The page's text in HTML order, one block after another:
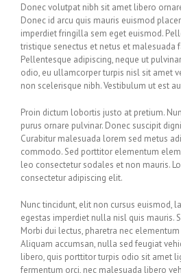
Donec volutpat nibh sit amet libero
Donec id arcu quis mauris euismod
imperdiet fringilla sem eget euismod.
tristique senectus et netus et malesuada
Pellentesque adipiscing, neque ut
odio, eu ullamcorper turpis nisl sit amet
non scelerisque nibh. Vestibulum ut est
Proin dictum lobortis justo at pretium.
purus ornare pulvinar. Donec suscipit
Curabitur malesuada lorem sed metus
commodo. Sed porttitor elementum
leo consectetur sodales et non mauris.
consectetur adipiscing elit.
Nunc tincidunt, elit non cursus euismod,
egestas imperdiet nulla nisl quis mauris.
Morbi dui lectus, pharetra nec
Aliquam accumsan, nulla sed feugiat
libero, quis porttitor turpis odio sit amet
fermentum orci, nec malesuada libero